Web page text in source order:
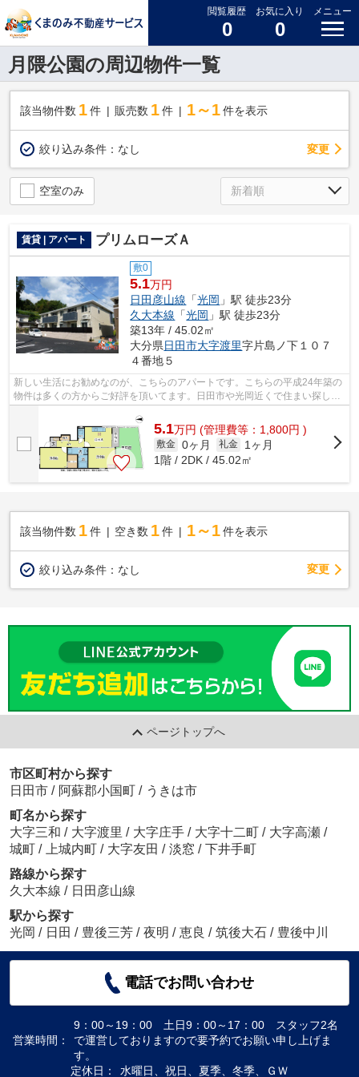
閲覧履歴
0
お気に入り
0
メニュー
月隈公園の周辺物件一覧
該当物件数 1件 販売数 1 件 1～1 件を表示
絞り込み条件： なし 変更
空室のみ
賃貸 | アパート プリムローズＡ
敷0
5.1万円
日田彦山線 「光岡 」駅 徒歩23分
久大本線 「光岡 」駅 徒歩23分
築13年 / 45.02㎡
大分県日田市大字渡里字片島ノ下１０７
４番地５
新しい生活にお勧めなのが、こちらのアパートです。こちらの平成24年築の
物件は多くの方からご好評を頂いてます。日田市や光岡近くで住まい探しを
5.1万円 (管理費等：1,800円 )
敷金 0ヶ月 礼金
1ヶ月
1階 / 2DK / 45.02㎡
該当物件数 1件 空き数 1 件 1～1 件を表示
絞り込み条件： なし 変更
ページトップへ
市区町村から探す
日田市 / 阿蘇郡小国町 / うきは市
町名から探す
大字三和 / 大字渡里 / 大字庄手 / 大字十二町 / 大字高瀬 /
城町 / 上城内町 / 大字友田 / 淡窓 / 下井手町
路線から探す
久大本線 / 日田彦山線
駅から探す
光岡 / 日田 / 豊後三芳 / 夜明 / 恵良 / 筑後大石 / 豊後中川
電話でお問い合わせ
営業時間：
9：00～19：00 土日9：00～17：00 スタッフ2名
で運営しておりますので要予約でお願い申し上げま
す。
定休日：
水曜日、祝日、夏季、冬季、ＧＷ